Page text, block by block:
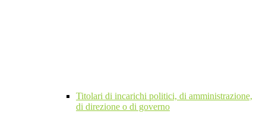
Titolari di incarichi politici, di amministrazione,
di direzione o di governo